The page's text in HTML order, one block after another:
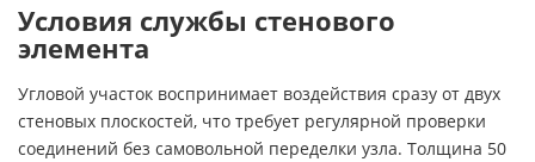
Условия службы стенового
элемента
Угловой участок воспринимает воздействия сразу от двух
стеновых плоскостей, что требует регулярной проверки
соединений без самовольной переделки узла. Толщина 50